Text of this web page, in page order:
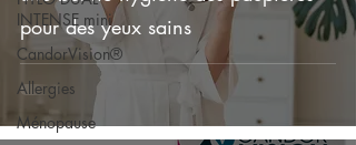
INTENSE mini
CandorVision®
Allergies
Ménopause
pour des yeux sains